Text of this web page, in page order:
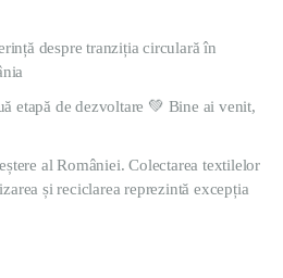
despre tranziția circulară în
etapă de dezvoltare 💚 Bine ai venit,
al României. Colectarea textilelor
și reciclarea reprezintă excepția